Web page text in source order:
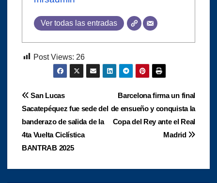
Ver todas las entradas
Post Views: 26
Navegación
de
entradas
Barcelona firma un final
de ensueño y conquista la
Copa del Rey ante el Real
Madrid
San Lucas
Sacatepéquez fue sede del
banderazo de salida de la
4ta Vuelta Ciclística
BANTRAB 2025